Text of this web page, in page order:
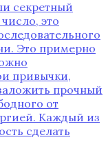
секретный
это
Это примерно
привычки,
прочный
от
Каждый из
сделать